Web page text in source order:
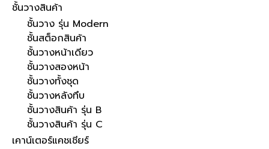
ชั้นวางสินค้า
ชั้นวาง รุ่น Modern
ชั้นสต็อกสินค้า
ชั้นวางหน้าเดียว
ชั้นวางสองหน้า
ชั้นวางทั้งชุด
ชั้นวางหลังทึบ
ชั้นวางสินค้า รุ่น B
ชั้นวางสินค้า รุ่น C
เคาน์เตอร์แคชเชียร์